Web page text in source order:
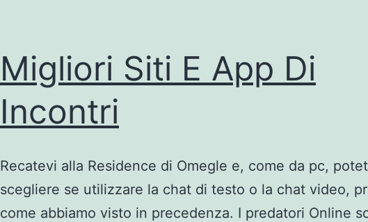
Migliori Siti E App Di
Incontri
Recatevi alla Residence di Omegle e, come da pc,
scegliere se utilizzare la chat di testo o la chat video,
come abbiamo visto in precedenza. I predatori Online